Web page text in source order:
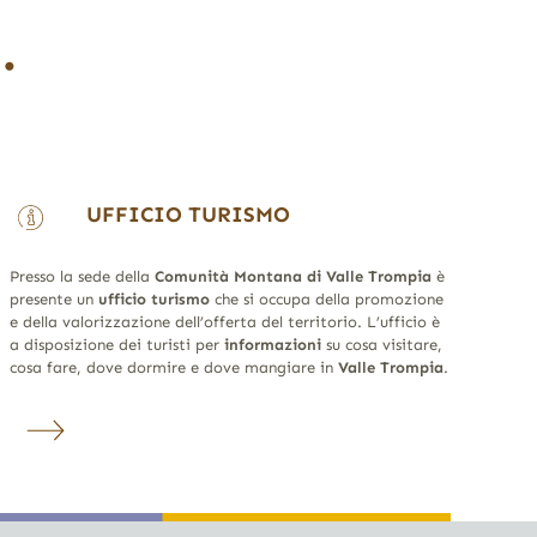
UFFICIO TURISMO
Presso la sede della Comunità Montana di Valle Trompia è
presente un ufficio turismoche si occupa della promozione
e della valorizzazione dell’offerta del territorio. L’ufficio è
a disposizione dei turisti per informazionisu cosa visitare,
cosa fare, dove dormire e dove mangiare in Valle Trompia.